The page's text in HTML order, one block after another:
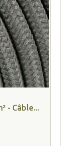
- Câble...